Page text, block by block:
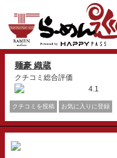
麺豪 織蔵
クチコミ総合評価
4.1
クチコミを投稿 お気に入りに登録